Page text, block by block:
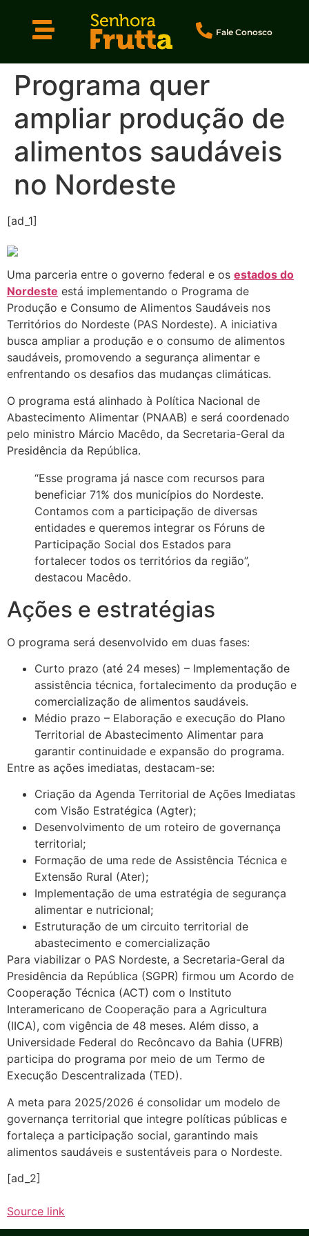
Fale Conosco
Programa quer
ampliar produção de
alimentos saudáveis
no Nordeste
[ad_1]
Uma parceria entre o governo federal e os estados do
Nordeste está implementando o Programa de
Produção e Consumo de Alimentos Saudáveis nos
Territórios do Nordeste (PAS Nordeste). A iniciativa
busca ampliar a produção e o consumo de alimentos
saudáveis, promovendo a segurança alimentar e
enfrentando os desafios das mudanças climáticas.
O programa está alinhado à Política Nacional de
Abastecimento Alimentar (PNAAB) e será coordenado
pelo ministro Márcio Macêdo, da Secretaria-Geral da
Presidência da República.
“Esse programa já nasce com recursos para
beneficiar 71% dos municípios do Nordeste.
Contamos com a participação de diversas
entidades e queremos integrar os Fóruns de
Participação Social dos Estados para
fortalecer todos os territórios da região”,
destacou Macêdo.
Ações e estratégias
O programa será desenvolvido em duas fases:
Curto prazo (até 24 meses) – Implementação de
assistência técnica, fortalecimento da produção e
comercialização de alimentos saudáveis.
Médio prazo – Elaboração e execução do Plano
Territorial de Abastecimento Alimentar para
garantir continuidade e expansão do programa.
Entre as ações imediatas, destacam-se:
Criação da Agenda Territorial de Ações Imediatas
com Visão Estratégica (Agter);
Desenvolvimento de um roteiro de governança
territorial;
Formação de uma rede de Assistência Técnica e
Extensão Rural (Ater);
Implementação de uma estratégia de segurança
alimentar e nutricional;
Estruturação de um circuito territorial de
abastecimento e comercialização
Para viabilizar o PAS Nordeste, a Secretaria-Geral da
Presidência da República (SGPR) firmou um Acordo de
Cooperação Técnica (ACT) com o Instituto
Interamericano de Cooperação para a Agricultura
(IICA), com vigência de 48 meses. Além disso, a
Universidade Federal do Recôncavo da Bahia (UFRB)
participa do programa por meio de um Termo de
Execução Descentralizada (TED).
A meta para 2025/2026 é consolidar um modelo de
governança territorial que integre políticas públicas e
fortaleça a participação social, garantindo mais
alimentos saudáveis e sustentáveis para o Nordeste.
[ad_2]
Source link